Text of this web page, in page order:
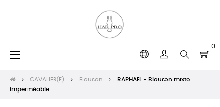
0
Basculer
navigation
☰
CAVALIER(E) Blouson
RAPHAEL - Blouson mixte
imperméable